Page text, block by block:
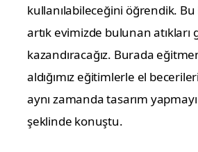
kullanılabileceğini öğrendik.
artık evimizde bulunan
kazandıracağız. Burada
aldığımız eğitimlerle el
aynı zamanda tasarım
şeklinde konuştu.